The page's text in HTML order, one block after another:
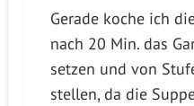
Gerade koche ich
nach 20 Min. das
setzen und von
stellen, da die